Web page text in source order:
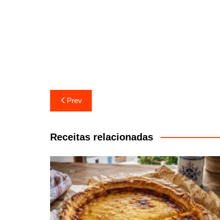
Navegação
de
artigos
Prev
Receitas relacionadas